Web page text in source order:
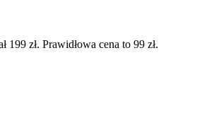
zł. Prawidłowa cena to 99 zł.